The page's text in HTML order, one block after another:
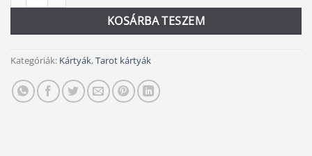
6
999 Ft.
6
800 Ft.
KOSÁRBA TESZEM
Kategóriák: Kártyák,Tarot kártyák